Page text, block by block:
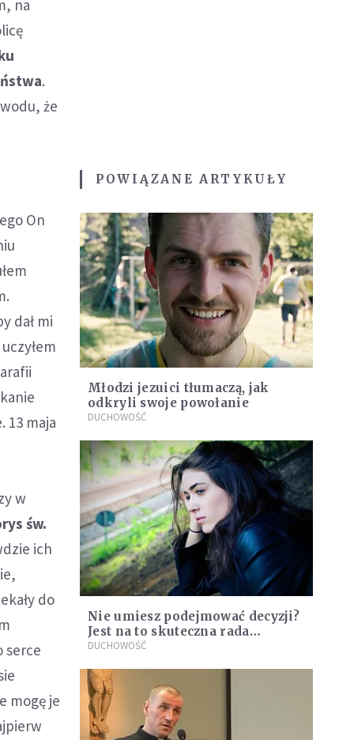
na
.
że
On
dał mi
13 maja
w
św.
ich
do
serce
mogę je
POWIĄZANE ARTYKUŁY
Młodzi jezuici tłumaczą, jak
odkryli swoje powołanie
DUCHOWOŚĆ
Nie umiesz podejmować decyzji?
Jest na to skuteczna rada
[WIDEO]
DUCHOWOŚĆ